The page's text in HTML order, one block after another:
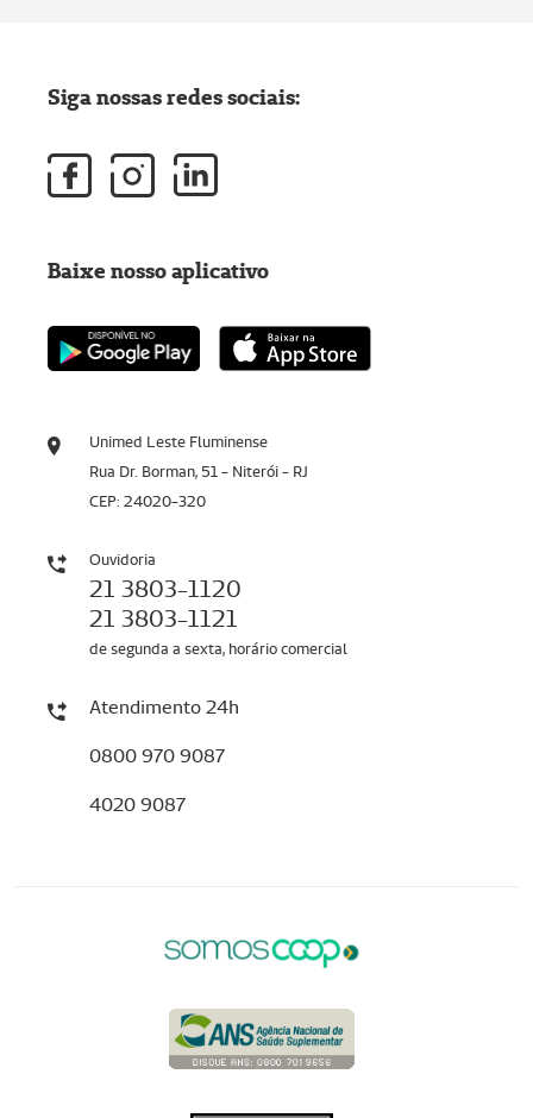
Unimed Leste Fluminense
Rua Dr. Borman, 51 - Niterói - RJ
CEP: 24020-320
Ouvidoria
21 3803-1120
21 3803-1121
de segunda a sexta, horário comercial
Atendimento 24h
0800 970 9087
4020 9087
Siga nossas redes sociais:
Baixe nosso aplicativo